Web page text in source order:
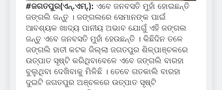
#ଜଗତପୁର(ଏନ୍‌.ଏମ୍‌.): ଏବେ ଜନବସତି ମୁହାଁ ହୋଇଛନ୍ତି
ଜଙ୍ଗଲି ଜନ୍ତୁ । ଜଙ୍ଗଲରେ ସେମାନଙ୍କ ପାଇଁ
ଆବଶ୍ୟକ ଖାଦ୍ୟ ପାନୀୟ ଅଭାବ ଯୋଗୁଁ ଏହି ଜଙ୍ଗଲ
ଜନ୍ତୁ ଏବେ ଜନବସତି ମୁହାଁ ହେଉଛନ୍ତି । କିଛିଦିନ ତଳେ
ଜଙ୍ଗଲି ହାତୀ କଟକ ଜିଲ୍ଲା ଜଗତପୁର ଶିଳ୍ପାଞ୍ଚଳରେ
ଉତ୍ପାତ ସୃଷ୍ଟି କରିଥିବାବେଳେ ଏବେ ଜଙ୍ଗଲି ବାରହା
ବୁଲୁଥିବା ଦେଖିବାକୁ ମିଳିଛି । ତେବେ ଗତକାଲି ବାରହା
ଦୁଇଟି ଜଗତପୁର ଅଞ୍ଚଳରେ ଉତ୍ପାତ ସୃଷ୍ଟି